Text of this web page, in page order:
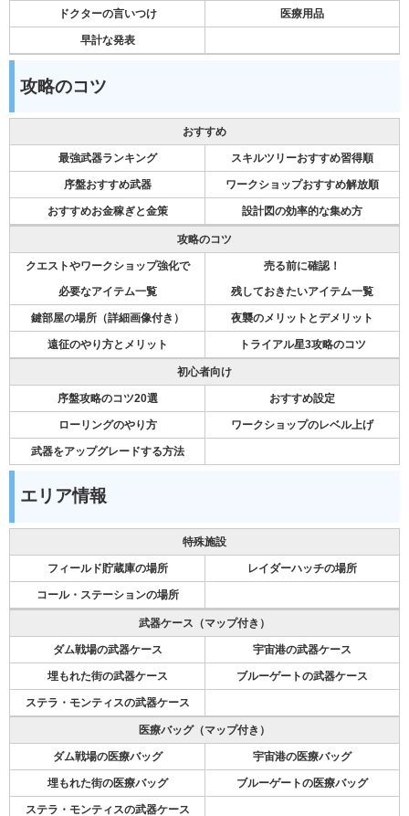
ドクターの言いつけ 医療用品
早計な発表
攻略のコツ
おすすめ
最強武器ランキング スキルツリーおすすめ習得順
序盤おすすめ武器 ワークショップおすすめ解放順
おすすめお金稼ぎと金策 設計図の効率的な集め方
攻略のコツ
クエストやワークショップ強化で
必要なアイテム一覧
売る前に確認！
残しておきたいアイテム一覧
鍵部屋の場所（詳細画像付き） 夜襲のメリットとデメリット
遠征のやり方とメリット トライアル星3攻略のコツ
初心者向け
序盤攻略のコツ20選 おすすめ設定
ローリングのやり方 ワークショップのレベル上げ
武器をアップグレードする方法
エリア情報
特殊施設
フィールド貯蔵庫の場所 レイダーハッチの場所
コール・ステーションの場所
武器ケース（マップ付き）
ダム戦場の武器ケース 宇宙港の武器ケース
埋もれた街の武器ケース ブルーゲートの武器ケース
ステラ・モンティスの武器ケース
医療バッグ（マップ付き）
ダム戦場の医療バッグ 宇宙港の医療バッグ
埋もれた街の医療バッグ ブルーゲートの医療バッグ
ステラ・モンティスの武器ケース